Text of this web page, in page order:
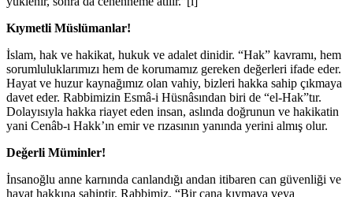
Kıymetli Müslümanlar!
İslam, hak ve hakikat, hukuk ve adalet dinidir. “Hak” kavramı, hem
sorumluluklarımızı hem de korumamız gereken değerleri ifade eder.
Hayat ve huzur kaynağımız olan vahiy, bizleri hakka sahip çıkmaya
davet eder. Rabbimizin Esmâ-i Hüsnâsından biri de “el-Hak”tır.
Dolayısıyla hakka riayet eden insan, aslında doğrunun ve hakikatin
yani Cenâb-ı Hakk’ın emir ve rızasının yanında yerini almış olur.
Değerli Müminler!
İnsanoğlu anne karnında canlandığı andan itibaren can güvenliği ve
hayat hakkına sahiptir. Rabbimiz, “Bir cana kıymaya veya